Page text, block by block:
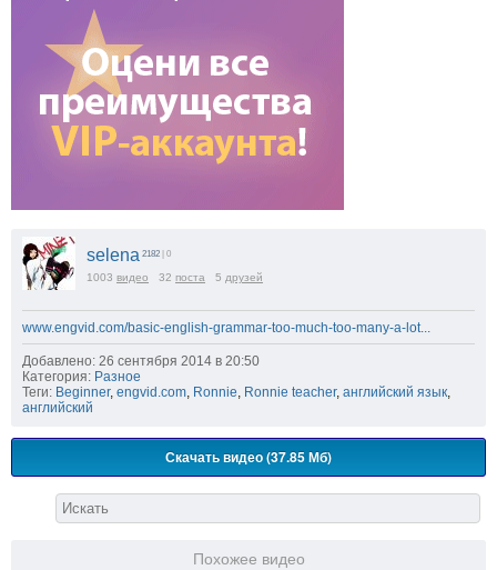
selena 2182 | 0
1003 видео 32 поста 5 друзей
www.engvid.com/basic-english-grammar-too-much-too-many-a-lot...
Добавлено: 26 сентября 2014 в 20:50
Категория: Разное
Теги: Beginner, engvid.com, Ronnie, Ronnie teacher, английский язык,
английский
Скачать видео (37.85 Мб)
Похожее видео